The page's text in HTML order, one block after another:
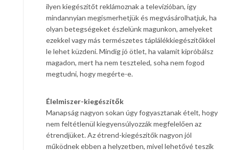
ilyen kiegészítőt reklámoznak a televízióban, így
mindannyian megismerhetjük és megvásárolhatjuk, ha
olyan betegségeket észlelünk magunkon, amelyeket
ezekkel vagy más természetes táplálékkiegészítőkkel
le lehet küzdeni. Mindig jó ötlet, ha valamit kipróbálsz
magadon, mert ha nem teszteled, soha nem fogod
megtudni, hogy megérte-e.
Élelmiszer-kiegészítők
Manapság nagyon sokan úgy fogyasztanak ételt, hogy
nem feltétlenül kiegyensúlyozzák megfelelően az
étrendjüket. Az étrend-kiegészítők nagyon jól
működnek ebben a helyzetben, mivel lehetővé teszik